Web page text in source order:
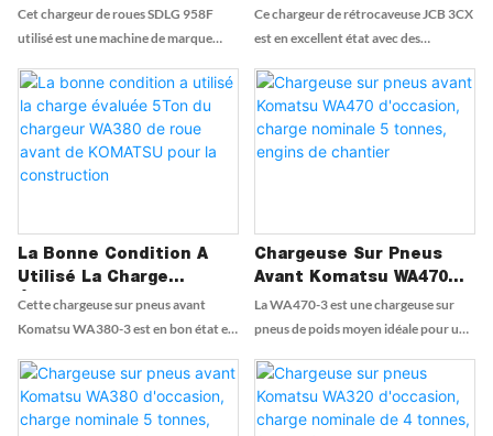
agricoles.
intacte, des pneus en excellent état et
une cabine propre, elle ne nécessite
immédiatement opérationnelle.
Chinese Chinese
Charquage De La Marque
Cet chargeur de roues SDLG 958F
utilisé est une machine de marque
nominale de 5 tonnes. Il s'agit d'un
équipement fiable et durable idéal
pour les tâches de construction et de
chargement robustes
Chantier De Haute
Qualité À Vendre
Ce chargeur de rétrocaveuse JCB 3CX
est en excellent état avec des
roues motrices. Parfait pour les
projets de construction robustes,
cette machine est prête à assumer
tout travail avec facilité
La Bonne Condition A
Utilisé La Charge
Évaluée 5Ton Du
Chargeur WA380 De Roue
La Construction
Cette chargeuse sur pneus avant
Komatsu WA380-3 est en bon état et
d'exploitation minière. Avec une
charge nominale de 5 tonnes et une
capacité de godet de 3 m3, il est
Chargeuse Sur Pneus
Avant Komatsu WA470
D'occasion, Charge
Nominale 5 Tonnes,
La WA470-3 est une chargeuse sur
pneus de poids moyen idéale pour une
que le chargement de camions, la
manutention de matériaux sur des
chantiers de construction et le travail